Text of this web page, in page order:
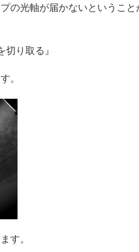
の光軸が届かないというこ
切り取る』
。
す。